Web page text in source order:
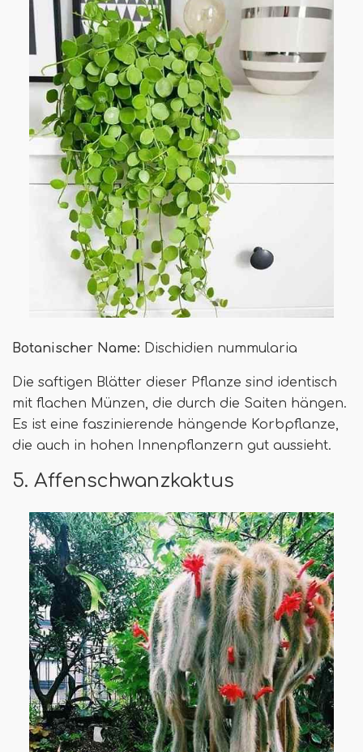
Botanischer Name: Dischidien nummularia
Die saftigen Blätter dieser Pflanze sind identisch
mit flachen Münzen, die durch die Saiten hängen.
Es ist eine faszinierende hängende Korbpflanze,
die auch in hohen Innenpflanzern gut aussieht.
5. Affenschwanzkaktus